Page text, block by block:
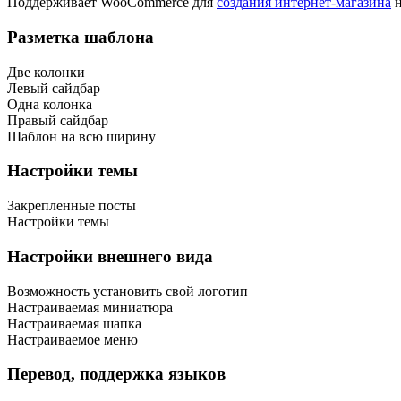
Разметка шаблона
Две колонки
Левый сайдбар
Одна колонка
Правый сайдбар
Шаблон на всю ширину
Настройки темы
Закрепленные посты
Настройки темы
Настройки внешнего вида
Возможность установить свой логотип
Настраиваемая миниатюра
Настраиваемая шапка
Настраиваемое меню
Перевод, поддержка языков